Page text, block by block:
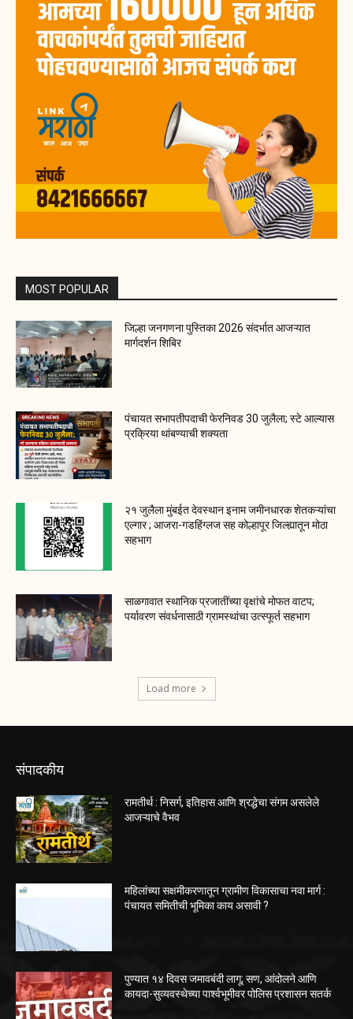
MOST POPULAR
जिल्हा जनगणना पुस्तिका 2026 संदर्भात आजऱ्यात
मार्गदर्शन शिबिर
पंचायत सभापतीपदाची फेरनिवड 30 जुलैला; स्टे आल्यास
प्रक्रिया थांबण्याची शक्यता
२१ जुलैला मुंबईत देवस्थान इनाम जमीनधारक शेतकऱ्यांचा
एल्गार ; आजरा-गडहिंग्लज सह कोल्हापूर जिल्ह्यातून मोठा
सहभाग
साळगावात स्थानिक प्रजातींच्या वृक्षांचे मोफत वाटप;
पर्यावरण संवर्धनासाठी ग्रामस्थांचा उत्स्फूर्त सहभाग
Load more
संपादकीय
रामतीर्थ : निसर्ग, इतिहास आणि श्रद्धेचा संगम असलेले
आजऱ्याचे वैभव
महिलांच्या सक्षमीकरणातून ग्रामीण विकासाचा नवा मार्ग :
पंचायत समितीची भूमिका काय असावी ?
पुण्यात १४ दिवस जमावबंदी लागू; सण, आंदोलने आणि
कायदा-सुव्यवस्थेच्या पार्श्वभूमीवर पोलिस प्रशासन सतर्क